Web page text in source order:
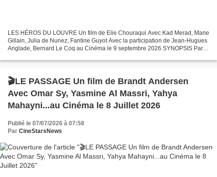
LES HÉROS DU LOUVRE Un film de Elie Chouraqui Avec Kad Merad, Marie
Gillain, Julia de Nunez, Fantine Guyot Avec la participation de Jean-Hugues
Anglade, Bernard Le Coq au Cinéma le 9 septembre 2026 SYNOPSIS Paris
🎬LE PASSAGE Un film de Brandt Andersen
Avec Omar Sy, Yasmine Al Massri, Yahya
Mahayni...au Cinéma le 8 Juillet 2026
Publié le 07/07/2026 à 07:58
Par CineStarsNews